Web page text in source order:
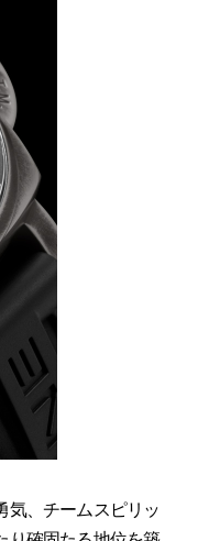
気、チームスピリッ